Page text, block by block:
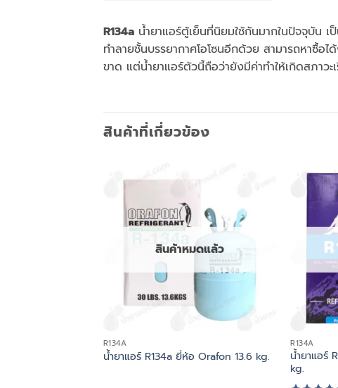
R134a น้ำยาแอร์ตู้เย็นที่นิยมใช้กันมากในปัจจุบัน
ทำลายชั้นบรรยากาศโอโซนอีกด้วย สามารถหาซื้อไ
ขาด แต่น้ำยาแอร์ตัวนี้ถือว่ายังมีค่าทำให้เกิดสภาวะ
สินค้าที่เกี่ยวข้อง
สินค้าหมดแล้ว
R134A
น้ำยาแอร์ R134a ยี่ห้อ Orafon 13.6 kg.
R134A
น้ำยาแอร์
kg.